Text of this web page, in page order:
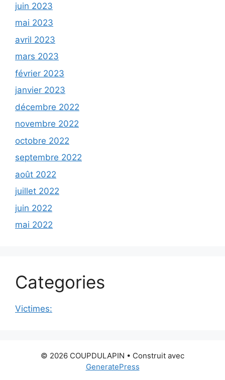
juin 2023
mai 2023
avril 2023
mars 2023
février 2023
janvier 2023
décembre 2022
novembre 2022
octobre 2022
septembre 2022
août 2022
juillet 2022
juin 2022
mai 2022
Categories
Victimes:
© 2026 COUPDULAPIN • Construit avec
GeneratePress